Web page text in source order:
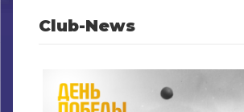
Club-News